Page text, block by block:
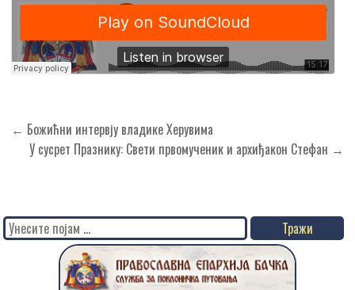
Кретање
чланка
← Божићни интервју владике Херувима
У сусрет Празнику: Свети првомученик и архиђакон Стефан →
Search
for: